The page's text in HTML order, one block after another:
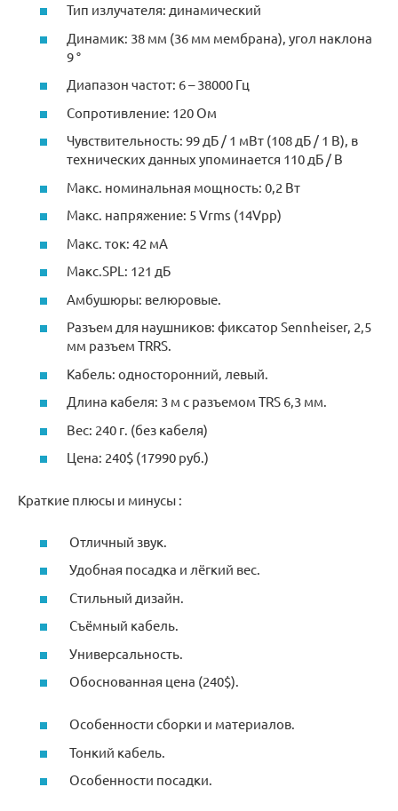
Тип излучателя: динамический
Динамик: 38 мм (36 мм мембрана), угол наклона
9 °
Диапазон частот: 6 – 38000 Гц
Сопротивление: 120 Ом
Чувствительность: 99 дБ / 1 мВт (108 дБ / 1 В), в
технических данных упоминается 110 дБ / В
Макс. номинальная мощность: 0,2 Вт
Макс. напряжение: 5 Vrms (14Vpp)
Макс. ток: 42 мА
Макс.SPL: 121 дБ
Амбушюры: велюровые.
Разъем для наушников: фиксатор Sennheiser, 2,5
мм разъем TRRS.
Кабель: односторонний, левый.
Длина кабеля: 3 м с разъемом TRS 6,3 мм.
Вес: 240 г. (без кабеля)
Цена: 240$ (17990 руб.)
Краткие плюсы и минусы ️:
Отличный звук.
Удобная посадка и лёгкий вес.
Стильный дизайн.
Съёмный кабель.
Универсальность.
Обоснованная цена (240$).
Особенности сборки и материалов.
Тонкий кабель.
Особенности посадки.